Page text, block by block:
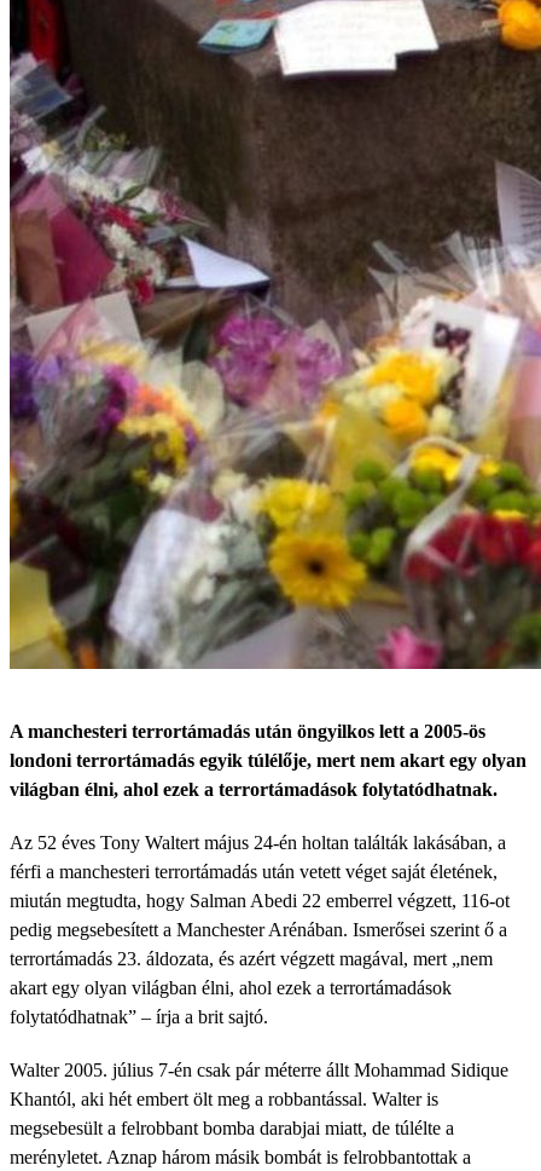
A manchesteri terrortámadás után öngyilkos lett a 2005-ös
londoni terrortámadás egyik túlélője, mert nem akart egy olyan
világban élni, ahol ezek a terrortámadások folytatódhatnak.
Az 52 éves Tony Waltert május 24-én holtan találták lakásában, a
férfi a manchesteri terrortámadás után vetett véget saját életének,
miután megtudta, hogy Salman Abedi 22 emberrel végzett, 116-ot
pedig megsebesített a Manchester Arénában. Ismerősei szerint ő a
terrortámadás 23. áldozata, és azért végzett magával, mert „nem
akart egy olyan világban élni, ahol ezek a terrortámadások
folytatódhatnak” – írja a brit sajtó.
Walter 2005. július 7-én csak pár méterre állt Mohammad Sidique
Khantól, aki hét embert ölt meg a robbantással. Walter is
megsebesült a felrobbant bomba darabjai miatt, de túlélte a
merényletet. Aznap három másik bombát is felrobbantottak a